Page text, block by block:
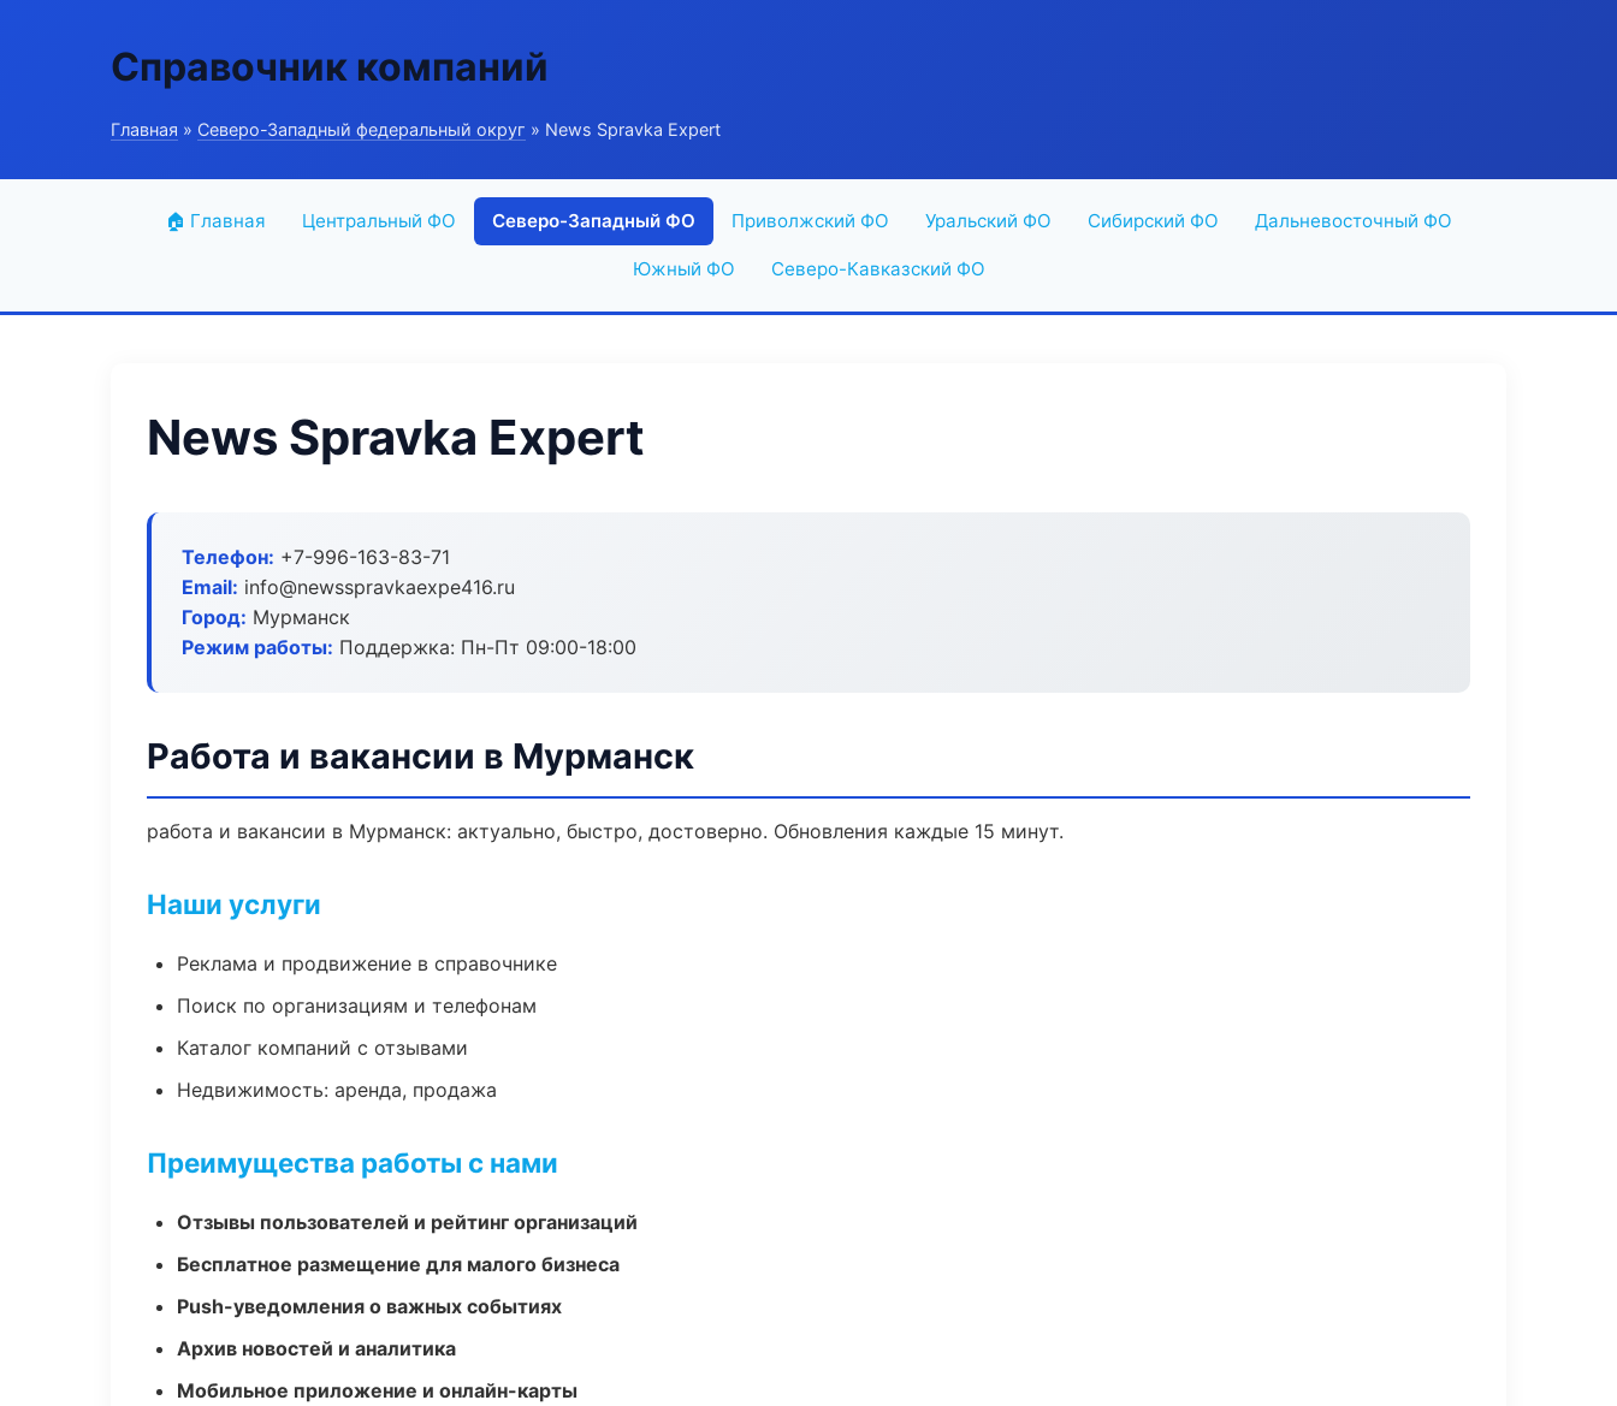
Справочник компаний
Главная » Северо-Западный федеральный округ » News Spravka Expert
🏠 Главная Центральный ФО Северо-Западный ФО Приволжский ФО Уральский ФО Сибирский ФО Дальневосточный ФО
Южный ФО Северо-Кавказский ФО
News Spravka Expert
Телефон: +7-996-163-83-71
Email: info@newsspravkaexpe416.ru
Город: Мурманск
Режим работы: Поддержка: Пн-Пт 09:00-18:00
Работа и вакансии в Мурманск
работа и вакансии в Мурманск: актуально, быстро, достоверно. Обновления каждые 15 минут.
Наши услуги
Реклама и продвижение в справочнике
Поиск по организациям и телефонам
Каталог компаний с отзывами
Недвижимость: аренда, продажа
Преимущества работы с нами
Отзывы пользователей и рейтинг организаций
Бесплатное размещение для малого бизнеса
Push-уведомления о важных событиях
Архив новостей и аналитика
Мобильное приложение и онлайн-карты